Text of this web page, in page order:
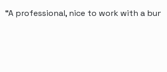
“A professional, nice to work with a